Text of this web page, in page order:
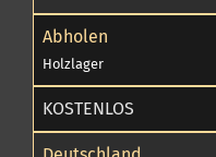
Abholen
Holzlager
KOSTENLOS